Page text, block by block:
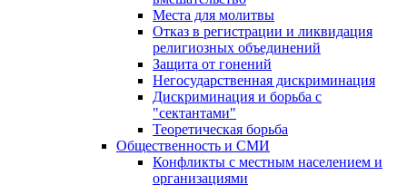
Места для молитвы
Отказ в регистрации и ликвидация
религиозных объединений
Защита от гонений
Негосударственная дискриминация
Дискриминация и борьба с
"сектантами"
Теоретическая борьба
Общественность и СМИ
Конфликты с местным населением и
организациями